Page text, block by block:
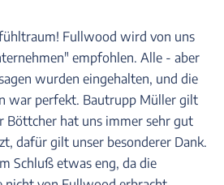
Fullwood wird von uns
empfohlen. Alle - aber
wurden eingehalten, und die
war perfekt. Bautrupp Müller gilt
Böttcher hat uns immer sehr gut
dafür gilt unser besonderer Dank.
Schluß etwas eng, da die